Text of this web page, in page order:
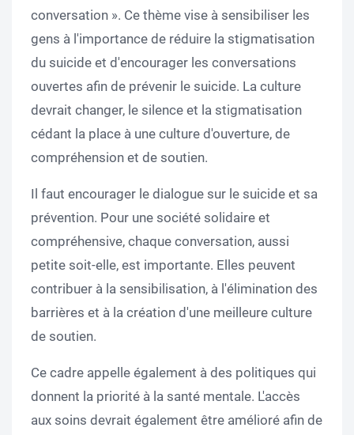
conversation ». Ce thème vise à sensibiliser les
gens à l'importance de réduire la stigmatisation
du suicide et d'encourager les conversations
ouvertes afin de prévenir le suicide. La culture
devrait changer, le silence et la stigmatisation
cédant la place à une culture d'ouverture, de
compréhension et de soutien.
Il faut encourager le dialogue sur le suicide et sa
prévention. Pour une société solidaire et
compréhensive, chaque conversation, aussi
petite soit-elle, est importante. Elles peuvent
contribuer à la sensibilisation, à l'élimination des
barrières et à la création d'une meilleure culture
de soutien.
Ce cadre appelle également à des politiques qui
donnent la priorité à la santé mentale. L'accès
aux soins devrait également être amélioré afin de